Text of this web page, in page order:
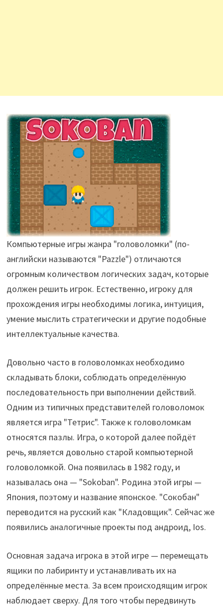
Компьютерные игры жанра "головоломки" (по-
английски называются "Pazzle") отличаются
огромным количеством логических задач, которые
должен решить игрок. Естественно, игроку для
прохождения игры необходимы логика, интуиция,
умение мыслить стратегически и другие подобные
интеллектуальные качества.
Довольно часто в головоломках необходимо
складывать блоки, соблюдать определённую
последовательность при выполнении действий.
Одним из типичных представителей головоломок
является игра "Тетрис". Также к головоломкам
относятся пазлы. Игра, о которой далее пойдёт
речь, является довольно старой компьютерной
головоломкой. Она появилась в 1982 году, и
называлась она — "Sokoban". Родина этой игры —
Япония, поэтому и название японское. "Сокобан"
переводится на русский как "Кладовщик". Сейчас же
появились аналогичные проекты под андроид, Ios.
Основная задача игрока в этой игре — перемещать
ящики по лабиринту и устанавливать их на
определённые места. За всем происходящим игрок
наблюдает сверху. Для того чтобы передвинуть